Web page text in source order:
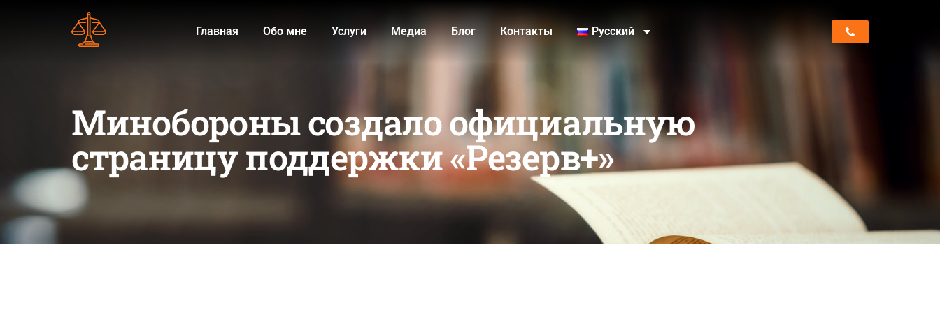
Главная Обо мне Услуги Медиа Блог Контакты Русский
Минобороны создало официальную
страницу поддержки «Резерв+»